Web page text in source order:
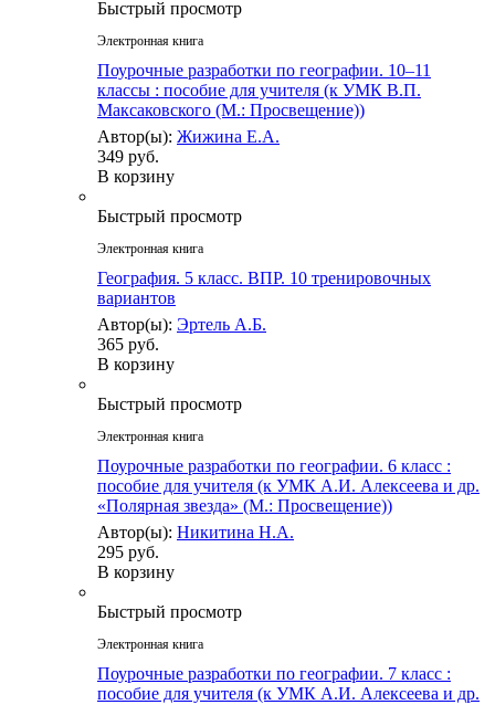
Быстрый просмотр
Электронная книга
Поурочные разработки по географии. 10–11
классы : пособие для учителя (к УМК В.П.
Максаковского (М.: Просвещение))
Автор(ы): Жижина Е.А.
349 руб.
В корзину
Быстрый просмотр
Электронная книга
География. 5 класс. ВПР. 10 тренировочных
вариантов
Автор(ы): Эртель А.Б.
365 руб.
В корзину
Быстрый просмотр
Электронная книга
Поурочные разработки по географии. 6 класс :
пособие для учителя (к УМК А.И. Алексеева и др.
«Полярная звезда» (М.: Просвещение))
Автор(ы): Никитина Н.А.
295 руб.
В корзину
Быстрый просмотр
Электронная книга
Поурочные разработки по географии. 7 класс :
пособие для учителя (к УМК А.И. Алексеева и др.